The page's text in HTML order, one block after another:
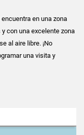
en una zona
con una excelente zona
al aire libre. ¡No
una visita y